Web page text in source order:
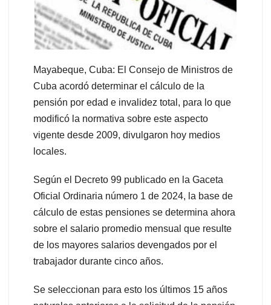
Mayabeque, Cuba: El Consejo de Ministros de
Cuba acordó determinar el cálculo de la
pensión por edad e invalidez total, para lo que
modificó la normativa sobre este aspecto
vigente desde 2009, divulgaron hoy medios
locales.
Según el Decreto 99 publicado en la Gaceta
Oficial Ordinaria número 1 de 2024, la base de
cálculo de estas pensiones se determina ahora
sobre el salario promedio mensual que resulte
de los mayores salarios devengados por el
trabajador durante cinco años.
Se seleccionan para esto los últimos 15 años